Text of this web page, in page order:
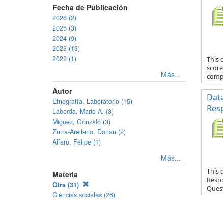
Fecha de Publicación
2026 (2)
2025 (3)
2024 (9)
2023 (13)
2022 (1)
Más...
Autor
Etnografía, Laboratorio (15)
Laborda, Mario A. (3)
Miguez, Gonzalo (3)
Zutta-Arellano, Dorian (2)
Alfaro, Felipe (1)
Más...
Materia
Otra (31)
Ciencias sociales (26)
This
This